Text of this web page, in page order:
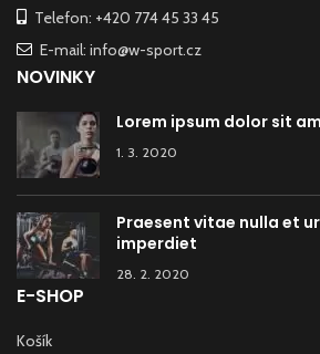
Telefon: +420 774 45 33 45
E-mail: info@w-sport.cz
NOVINKY
Lorem ipsum dolor sit
1. 3. 2020
Praesent vitae nulla et
imperdiet
28. 2. 2020
E-SHOP
Košík